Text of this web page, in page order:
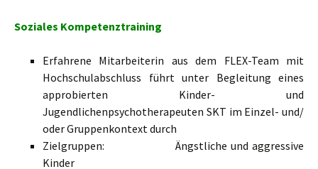
Soziales Kompetenztraining
Erfahrene Mitarbeiterin aus dem FLEX-Team mit
Hochschulabschluss führt unter Begleitung eines
approbierten Kinder- und
Jugendlichenpsychotherapeuten SKT im Einzel- und/
oder Gruppenkontext durch
Zielgruppen: Ängstliche und aggressive
Kinder